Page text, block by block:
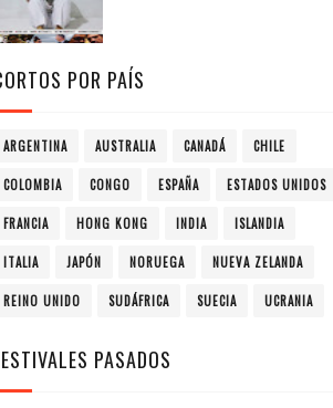
POR PAÍS
ARGENTINA AUSTRALIA CANADÁ CHILE
COLOMBIA CONGO ESPAÑA ESTADOS UNIDOS
FRANCIA HONG KONG INDIA ISLANDIA
ITALIA JAPÓN NORUEGA NUEVA ZELANDA
REINO UNIDO SUDÁFRICA SUECIA UCRANIA
PASADOS